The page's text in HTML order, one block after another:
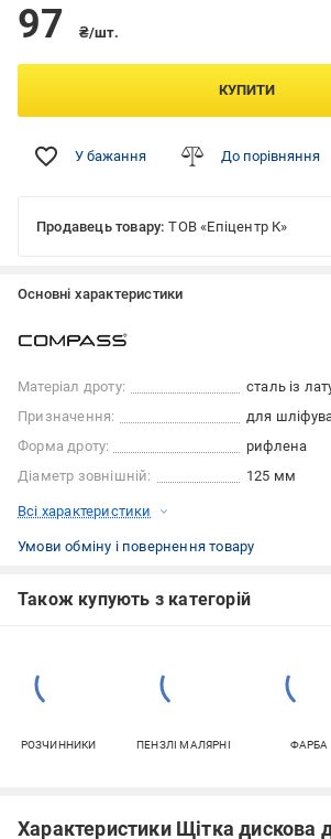
97 ₴/шт.
КУПИТИ
У бажання До порівняння
Продавець товару: ТОВ «Епіцентр К»
Основні характеристики
Матеріал дроту:
сталь із
Призначення:
для
Форма дроту:
рифлена
Діаметр зовнішній:
125 мм
Всі характеристики
Умови обміну і повернення товару
Також купують з категорій
РОЗЧИННИКИ ПЕНЗЛІ МАЛЯРНІ ФАРБА
Характеристики Щітка дискова